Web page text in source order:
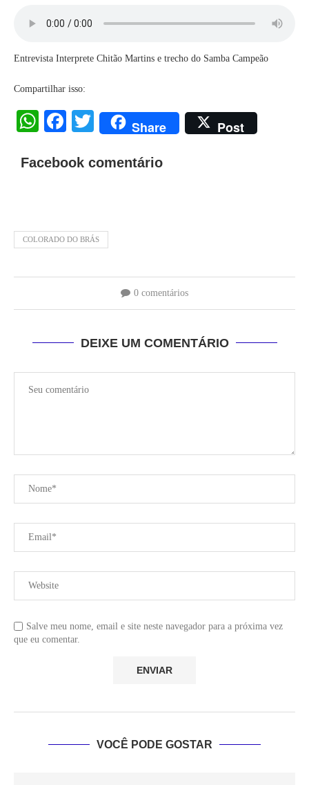
Entrevista Interprete Chitão Martins e trecho do Samba Campeão
Compartilhar isso:
WhatsApp
Facebook
Twitter
Share Post
Facebook comentário
COLORADO DO BRÁS
0 comentários
DEIXE UM COMENTÁRIO
Salve meu nome, email e site neste navegador para a próxima vez
que eu comentar.
VOCÊ PODE GOSTAR